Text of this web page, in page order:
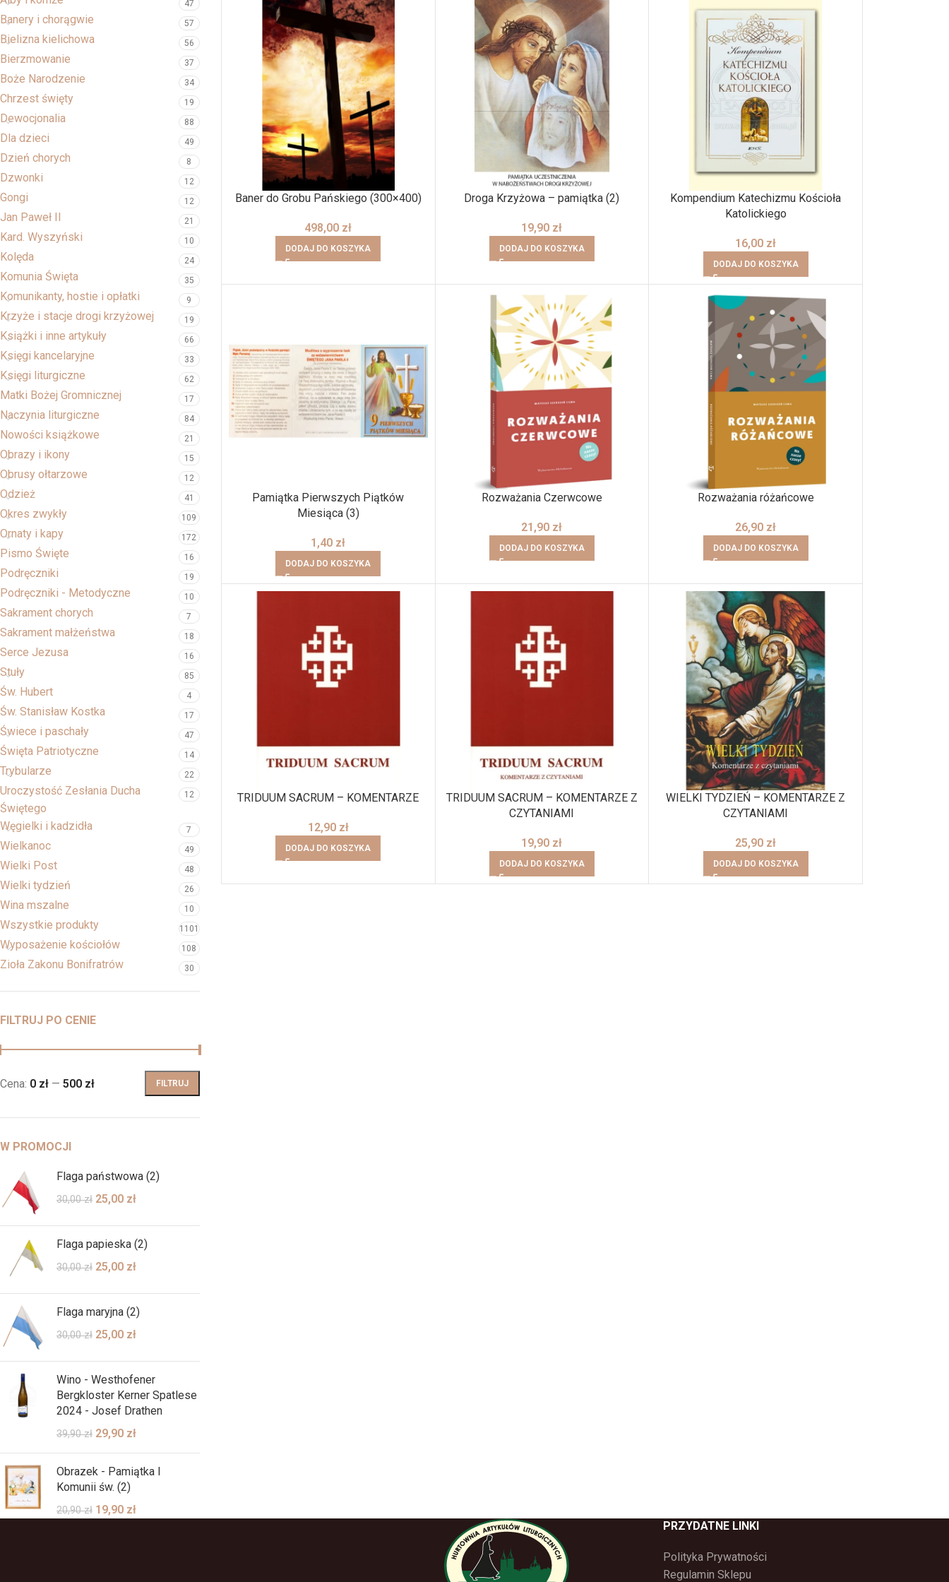
47
Banery i chorągwie 57
Bielizna kielichowa 56
Bierzmowanie 37
Boże Narodzenie 34
Chrzest święty 19
Dewocjonalia 88
Dla dzieci 49
Dzień chorych 8
Dzwonki 12
Gongi 12
Jan Paweł II 21
Kard. Wyszyński 10
Kolęda 24
Komunia Święta 35
Komunikanty, hostie i opłatki 9
Krzyże i stacje drogi krzyżowej 19
Książki i inne artykuły 66
Księgi kancelaryjne 33
Księgi liturgiczne 62
Matki Bożej Gromnicznej 17
Naczynia liturgiczne 84
Nowości książkowe 21
Obrazy i ikony 15
Obrusy ołtarzowe 12
Odzież 41
Okres zwykły 109
Ornaty i kapy 172
Pismo Święte 16
Podręczniki 19
Podręczniki - Metodyczne 10
Sakrament chorych 7
Sakrament małżeństwa 18
Serce Jezusa 16
Stuły 85
Św. Hubert 4
Św. Stanisław Kostka 17
Świece i paschały 47
Święta Patriotyczne 14
Trybularze 22
Uroczystość Zesłania Ducha
Świętego
12
Węgielki i kadzidła 7
Wielkanoc 49
Wielki Post 48
Wielki tydzień 26
Wina mszalne 10
Wszystkie produkty 1101
Wyposażenie kościołów 108
Zioła Zakonu Bonifratrów 30
FILTRUJ PO CENIE
FILTRUJ
Cena: 0 zł — 500 zł
W PROMOCJI
Flaga państwowa (2)
30,00zł 25,00 zł
Flaga papieska (2)
30,00zł 25,00 zł
Flaga maryjna (2)
30,00zł 25,00 zł
Wino - Westhofener
Bergkloster Kerner Spatlese
2024 - Josef Drathen
39,90zł 29,90 zł
Obrazek - Pamiątka I
Komunii św. (2)
20,90zł 19,90 zł
Baner do Grobu Pańskiego (300×400)
498,00 zł
DODAJ DO KOSZYKA
Droga Krzyżowa – pamiątka (2)
19,90 zł
DODAJ DO KOSZYKA
Kompendium Katechizmu Kościoła
Katolickiego
16,00 zł
DODAJ DO KOSZYKA
Pamiątka Pierwszych Piątków
Miesiąca (3)
1,40 zł
DODAJ DO KOSZYKA
Rozważania Czerwcowe
21,90 zł
DODAJ DO KOSZYKA
Rozważania różańcowe
26,90 zł
DODAJ DO KOSZYKA
TRIDUUM SACRUM – KOMENTARZE
12,90 zł
DODAJ DO KOSZYKA
TRIDUUM SACRUM – KOMENTARZE Z
CZYTANIAMI
19,90 zł
DODAJ DO KOSZYKA
WIELKI TYDZIEŃ – KOMENTARZE Z
CZYTANIAMI
25,90 zł
DODAJ DO KOSZYKA
PRZYDATNE LINKI
Polityka Prywatności
Regulamin Sklepu